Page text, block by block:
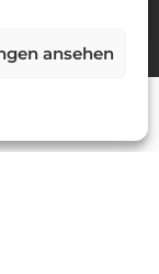
ansehen